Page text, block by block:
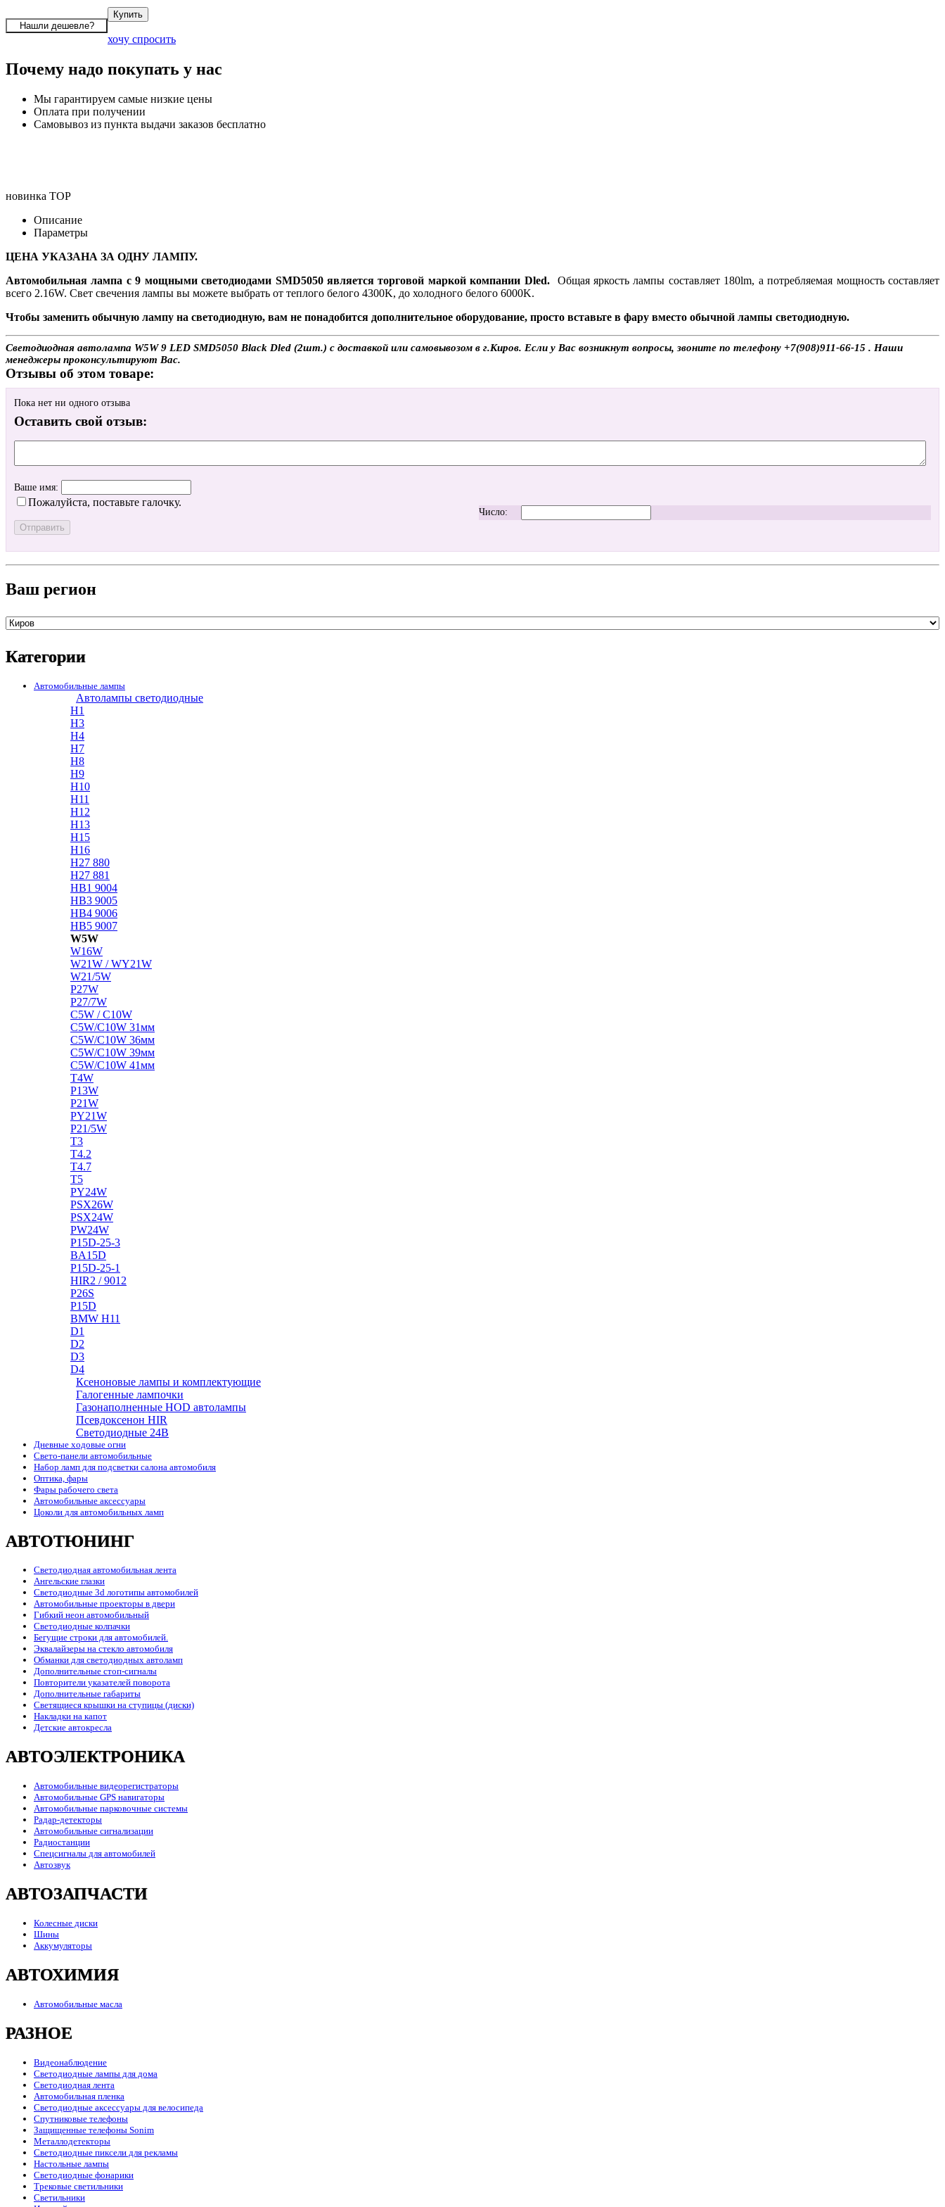
хочу спросить
Почему надо покупать у нас
Мы гарантируем самые низкие цены
Оплата при получении
Самовывоз из пункта выдачи заказов бесплатно
новинка TOP
Описание
Параметры
ЦЕНА УКАЗАНА ЗА ОДНУ ЛАМПУ.
Автомобильная лампа с 9 мощными светодиодами SMD5050 является торговой маркой компании Dled.
Общая яркость лампы составляет 180lm, а потребляемая мощность составляет
всего 2.16W. Свет свечения лампы вы можете выбрать от теплого белого 4300K, до холодного белого 6000K.
Чтобы заменить обычную лампу на светодиодную, вам не понадобится дополнительное оборудование, просто вставьте в фару вместо обычной лампы светодиодную.
Светодиодная автолампа W5W 9 LED SMD5050 Black Dled (2шт.) с доставкой или самовывозом в г.Киров. Если у Вас возникнут вопросы, звоните по телефону +7(908)911-66-15 . Наши
менеджеры проконсультируют Вас.
Отзывы об этом товаре:
Пока нет ни одного отзыва
Оставить свой отзыв:
Ваше имя:
Пожалуйста, поставьте галочку.
Число:
Ваш регион
Категории
Автомобильные лампы
Автолампы светодиодные
H1
H3
H4
H7
H8
H9
H10
H11
H12
H13
H15
H16
H27 880
H27 881
HB1 9004
HB3 9005
HB4 9006
HB5 9007
W5W
W16W
W21W / WY21W
W21/5W
P27W
P27/7W
C5W / C10W
C5W/C10W 31мм
C5W/C10W 36мм
C5W/C10W 39мм
C5W/C10W 41мм
T4W
P13W
P21W
PY21W
P21/5W
T3
T4.2
T4.7
T5
PY24W
PSX26W
PSX24W
PW24W
P15D-25-3
BA15D
P15D-25-1
HIR2 / 9012
P26S
P15D
BMW H11
D1
D2
D3
D4
Ксеноновые лампы и комплектующие
Галогенные лампочки
Газонаполненные HOD автолампы
Псевдоксенон HIR
Cветодиодные 24B
Дневные ходовые огни
Свето-панели автомобильные
Набор ламп для подсветки салона автомобиля
Оптика, фары
Фары рабочего света
Автомобильные аксессуары
Цоколи для автомобильных ламп
АВТОТЮНИНГ
Светодиодная автомобильная лента
Ангельские глазки
Светодиодные 3d логотипы автомобилей
Автомобильные проекторы в двери
Гибкий неон автомобильный
Светодиодные колпачки
Бегущие строки для автомобилей.
Эквалайзеры на стекло автомобиля
Обманки для светодиодных автоламп
Дополнительные стоп-сигналы
Повторители указателей поворота
Дополнительные габариты
Светящиеся крышки на ступицы (диски)
Накладки на капот
Детские автокресла
АВТОЭЛЕКТРОНИКА
Автомобильные видеорегистраторы
Автомобильные GPS навигаторы
Автомобильные парковочные системы
Радар-детекторы
Автомобильные сигнализации
Радиостанции
Спецсигналы для автомобилей
Автозвук
АВТОЗАПЧАСТИ
Колесные диски
Шины
Аккумуляторы
АВТОХИМИЯ
Автомобильные масла
РАЗНОЕ
Видеонаблюдение
Светодиодные лампы для дома
Светодиодная лента
Автомобильная пленка
Светодиодные аксессуары для велосипеда
Спутниковые телефоны
Защищенные телефоны Sonim
Металлодетекторы
Светодиодные пиксели для рекламы
Настольные лампы
Светодиодные фонарики
Трековые светильники
Светильники